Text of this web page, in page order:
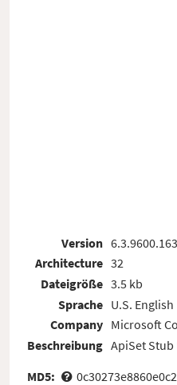
Version
Architecture
Dateigröße
Sprache
Company
Beschreibung
32
3.5 kb
U.S. English
Microsoft
ApiSet Stub
MD5: